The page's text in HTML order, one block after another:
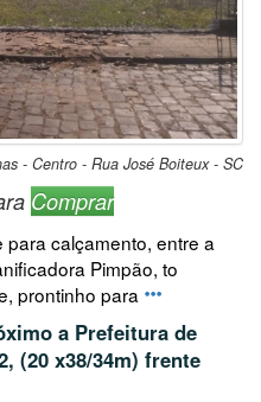
- Centro - Rua José Boiteux - SC
Comprar
calçamento, entre a
Pimpão, to
prontinho para
a Prefeitura de
(20 x38/34m) frente